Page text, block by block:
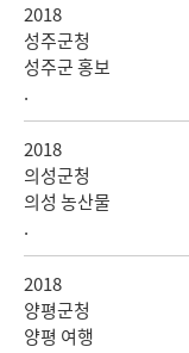
2018
성주군청
성주군 홍보
.
2018
의성군청
의성 농산물
.
2018
양평군청
양평 여행